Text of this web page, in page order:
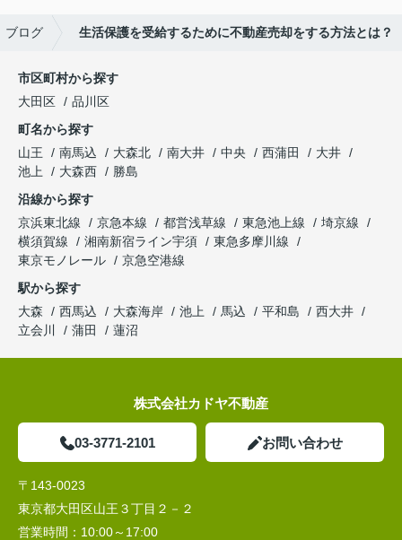
ブログ 生活保護を受給するために不動産売却をする方法とは？
市区町村から探す
大田区
品川区
町名から探す
山王
南馬込 大森北 南大井 中央 西蒲田
大井
池上
大森西
勝島
沿線から探す
京浜東北線
京急本線 都営浅草線 東急池上線
埼京線
横須賀線
湘南新宿ライン宇須
東急多摩川線
東京モノレール
京急空港線
駅から探す
大森
西馬込 大森海岸 池上 馬込 平和島
西大井
立会川
蒲田 蓮沼
株式会社カドヤ不動産
03-3771-2101 お問い合わせ
〒143-0023
東京都大田区山王３丁目２－２
営業時間： 10:00～17:00